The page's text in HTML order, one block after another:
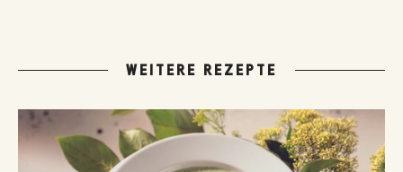
WEITERE REZEPTE